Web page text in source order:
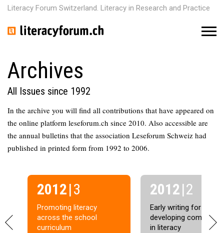
Literacy Forum Switzerland. Literacy in Research and Practice
M
Archives
All Issues since 1992
In the archive you will find all contributions that have appeared on
the online platform leseforum.ch since 2010. Also accessible are
the annual bulletins that the association Leseforum Schweiz had
published in printed form from 1992 to 2006.
2012| 3
Promoting literacy
across the school
curriculum
2012| 2
Early writing for
developing
in literacy
P N